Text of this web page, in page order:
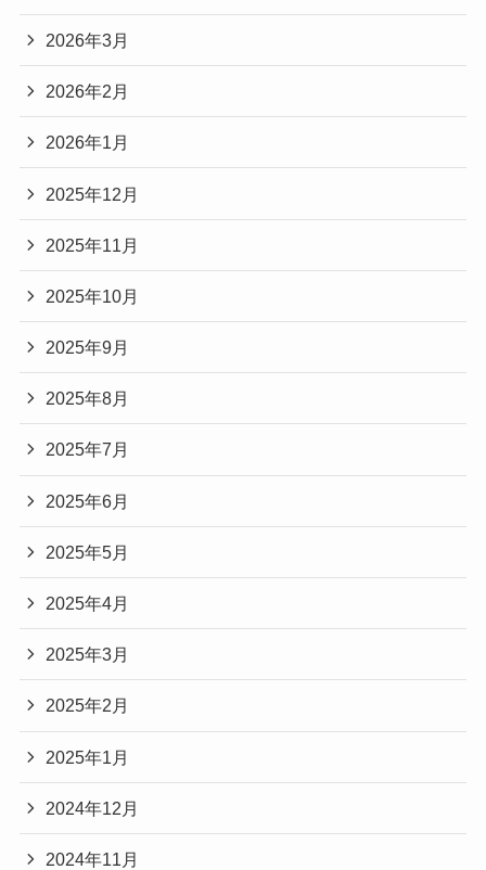
2026年3月
2026年2月
2026年1月
2025年12月
2025年11月
2025年10月
2025年9月
2025年8月
2025年7月
2025年6月
2025年5月
2025年4月
2025年3月
2025年2月
2025年1月
2024年12月
2024年11月